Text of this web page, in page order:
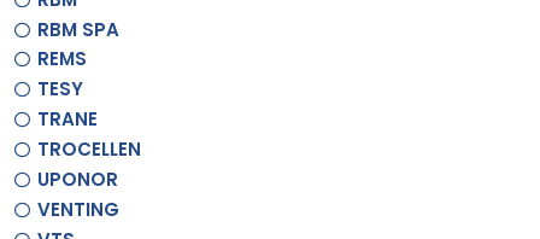
RBM SPA
REMS
TESY
TRANE
TROCELLEN
UPONOR
VENTING